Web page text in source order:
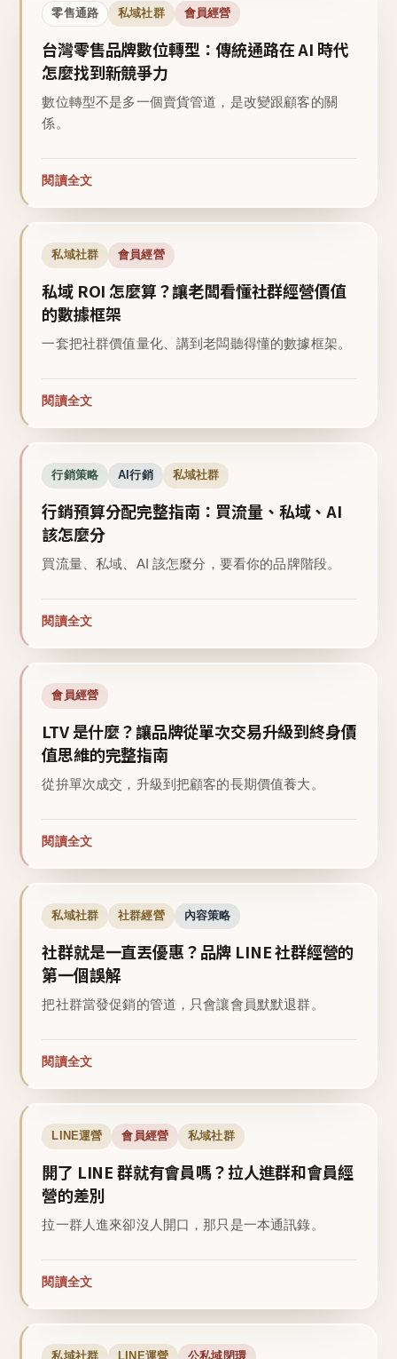
零售通路 私域社群 會員經營
台灣零售品牌數位轉型：傳統通路在 AI 時代
怎麼找到新競爭力
數位轉型不是多一個賣貨管道，是改變跟顧客的關
係。
閱讀全文
私域社群 會員經營
私域 ROI 怎麼算？讓老闆看懂社群經營價值
的數據框架
一套把社群價值量化、講到老闆聽得懂的數據框架。
閱讀全文
行銷策略 AI行銷 私域社群
行銷預算分配完整指南：買流量、私域、AI
該怎麼分
買流量、私域、AI 該怎麼分，要看你的品牌階段。
閱讀全文
會員經營
LTV 是什麼？讓品牌從單次交易升級到終身價
值思維的完整指南
從拚單次成交，升級到把顧客的長期價值養大。
閱讀全文
私域社群 社群經營 內容策略
社群就是一直丟優惠？品牌 LINE 社群經營的
第一個誤解
把社群當發促銷的管道，只會讓會員默默退群。
閱讀全文
LINE運營 會員經營 私域社群
開了 LINE 群就有會員嗎？拉人進群和會員經
營的差別
拉一群人進來卻沒人開口，那只是一本通訊錄。
閱讀全文